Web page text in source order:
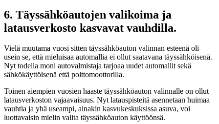
6. Täyssähköautojen valikoima ja
latausverkosto kasvavat vauhdilla.
Vielä muutama vuosi sitten täyssähköauton valinnan esteenä oli
usein se, että mieluisaa automallia ei ollut saatavana täyssähköisenä.
Nyt todella moni autovalmistaja tarjoaa uudet automallit sekä
sähkökäyttöisenä että polttomoottorilla.
Toinen aiempien vuosien haaste täyssähköauton valinnalle on ollut
latausverkoston vajaavaisuus. Nyt latauspisteitä asennetaan huimaa
vauhtia ja yhä useampi, ainakin kasvukeskuksissa asuva, voi
luottavaisin mielin valita täyssähköauton käyttöönsä.